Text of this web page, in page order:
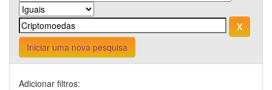
Iniciar uma nova pesquisa
Adicionar filtros: